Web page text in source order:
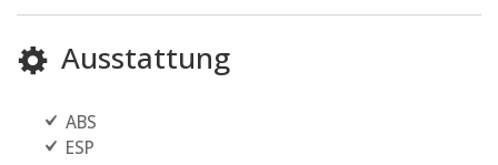
Ausstattung
ABS
ESP